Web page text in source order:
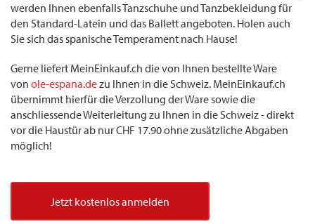
werden Ihnen ebenfalls Tanzschuhe und Tanzbekleidung für
den Standard-Latein und das Ballett angeboten. Holen auch
Sie sich das spanische Temperament nach Hause!
Gerne liefert MeinEinkauf.ch die von Ihnen bestellte Ware
von ole-espana.dezu Ihnen in die Schweiz. MeinEinkauf.ch
übernimmt hierfür die Verzollung der Ware sowie die
anschliessende Weiterleitung zu Ihnen in die Schweiz - direkt
vor die Haustür ab nur CHF 17.90 ohne zusätzliche Abgaben
möglich!
Jetzt kostenlos anmelden